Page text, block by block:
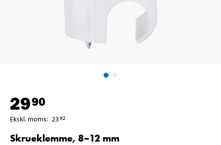
2990
Ekskl. moms: 2392
Skrueklemme, 8–12 mm